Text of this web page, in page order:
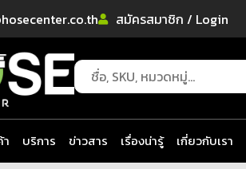
สมัครสมาชิก / Login
บริการ ข่าวสาร เรื่องน่ารู้ เกี่ยวกับเรา